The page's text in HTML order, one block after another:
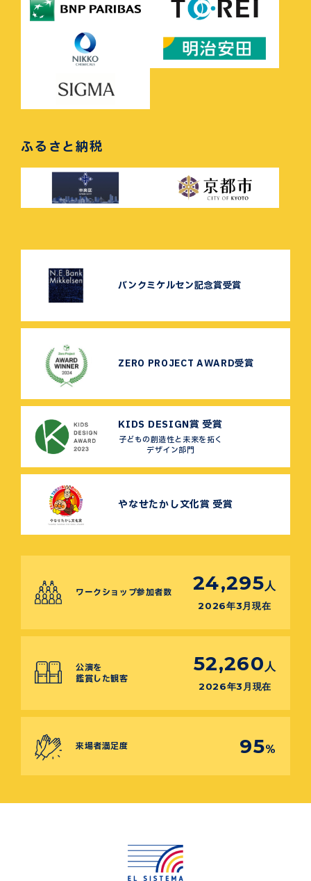
ふるさと納税
バンクミケルセン記念賞受賞
ZERO PROJECT AWARD受賞
KIDS DESIGN賞 受賞
子どもの創造性と未来を拓く
デザイン部門
やなせたかし文化賞 受賞
ワークショップ参加者数 24,295 人
2026年3月現在
公演を
鑑賞した観客
52,260 人
2026年3月現在
来場者満足度 95%